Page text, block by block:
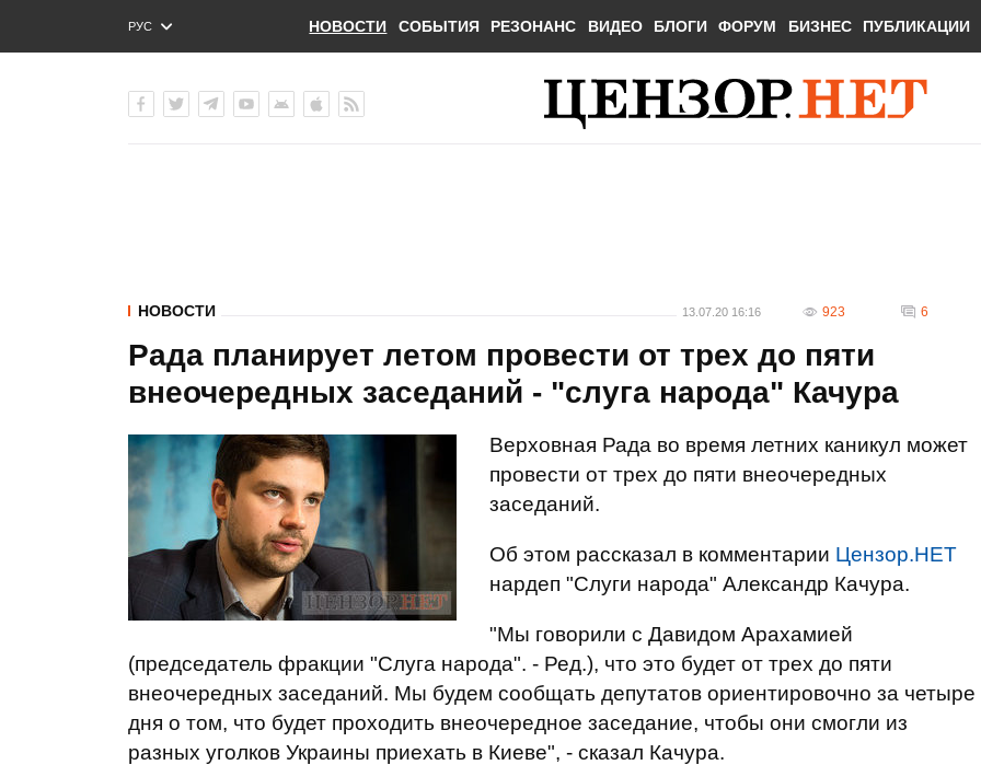
РУС
ENG
НОВОСТИ СОБЫТИЯ РЕЗОНАНС ВИДЕО БЛОГИ ФОРУМ БИЗНЕС ПУБЛИКАЦИИ
НОВОСТИ 13.07.20 16:16 923 6
Рада планирует летом провести от трех до пяти
внеочередных заседаний - "слуга народа" Качура
Верховная Рада во время летних каникул может
провести от трех до пяти внеочередных
заседаний.
Об этом рассказал в комментарии Цензор.НЕТ
нардеп "Слуги народа" Александр Качура.
"Мы говорили с Давидом Арахамией
(председатель фракции "Слуга народа". - Ред.), что это будет от трех до пяти
внеочередных заседаний. Мы будем сообщать депутатов ориентировочно за четыре
дня о том, что будет проходить внеочередное заседание, чтобы они смогли из
разных уголков Украины приехать в Киеве", - сказал Качура.